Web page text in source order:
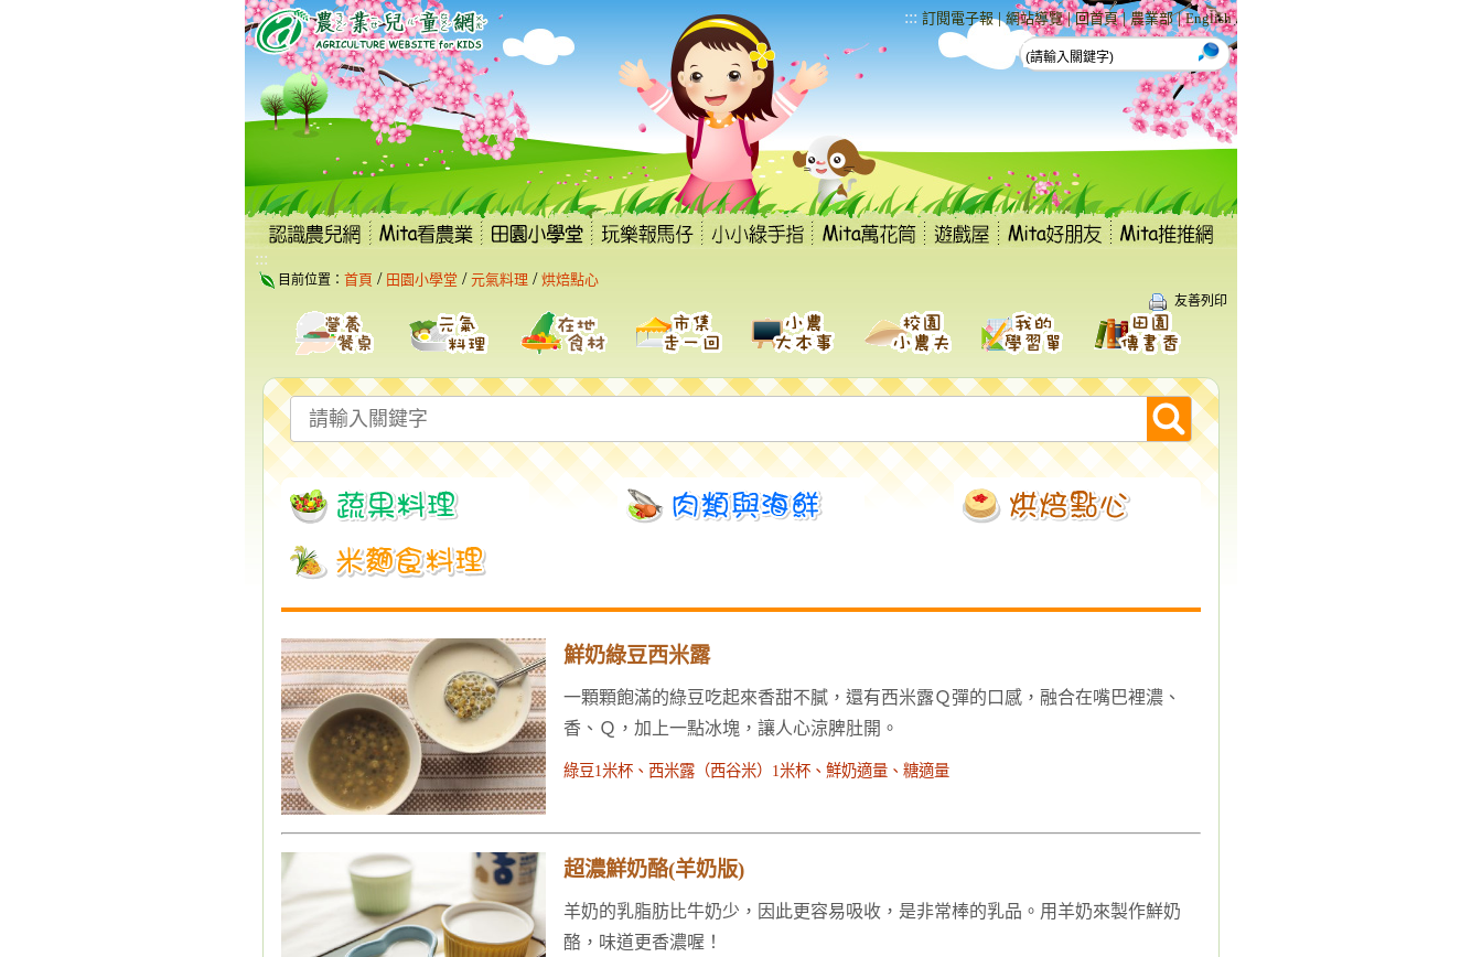
跳
到
要
內
區
塊
::: 訂閱電子報 |網站導覽 |回首頁 |農業部 |English
:::
目前位置： 首頁 / 田園小學堂 / 元氣料理 / 烘焙點心
友善列印
鮮奶綠豆西米露
一顆顆飽滿的綠豆吃起來香甜不膩，還有西米露Ｑ彈的口感，融合在嘴巴裡濃、
香、Ｑ，加上一點冰塊，讓人心涼脾肚開。
綠豆1米杯、西米露（西谷米）1米杯、鮮奶適量、糖適量
超濃鮮奶酪(羊奶版)
羊奶的乳脂肪比牛奶少，因此更容易吸收，是非常棒的乳品。用羊奶來製作鮮奶
酪，味道更香濃喔！